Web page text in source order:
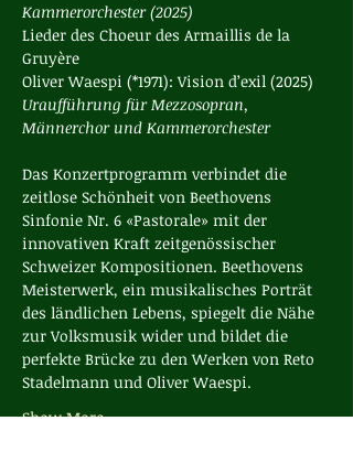
Kammerorchester (2025)
Lieder des Choeur des Armaillis de la
Gruyère
Oliver Waespi (*1971): Vision d’exil (2025)
Uraufführung für Mezzosopran,
Männerchor und Kammerorchester
Das Konzertprogramm verbindet die
zeitlose Schönheit von Beethovens
Sinfonie Nr. 6 «Pastorale» mit der
innovativen Kraft zeitgenössischer
Schweizer Kompositionen. Beethovens
Meisterwerk, ein musikalisches Porträt
des ländlichen Lebens, spiegelt die Nähe
zur Volksmusik wider und bildet die
perfekte Brücke zu den Werken von Reto
Stadelmann und Oliver Waespi.
Show More